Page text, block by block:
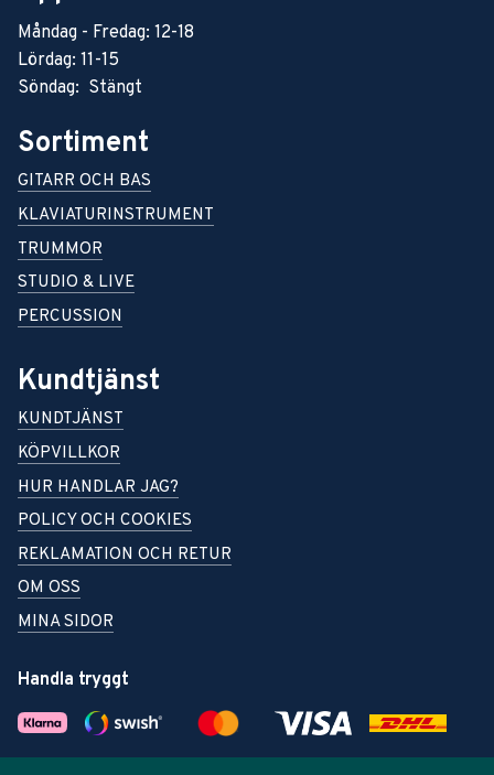
Måndag - Fredag: 12-18
Lördag: 11-15
Söndag: Stängt
Sortiment
GITARR OCH BAS
KLAVIATURINSTRUMENT
TRUMMOR
STUDIO & LIVE
PERCUSSION
Kundtjänst
KUNDTJÄNST
KÖPVILLKOR
HUR HANDLAR JAG?
POLICY OCH COOKIES
REKLAMATION OCH RETUR
OM OSS
MINA SIDOR
Handla tryggt